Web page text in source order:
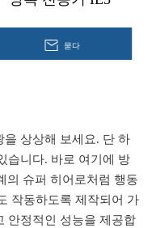
묻다
을 상상해 보세요. 단 하
습니다. 바로 여기에 방
의 슈퍼 히어로처럼 행동
작동하도록 제작되어 가
안정적인 성능을 제공합